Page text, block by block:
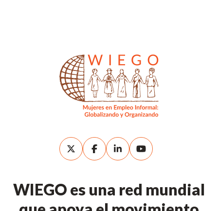
WIEGO es una red mundial